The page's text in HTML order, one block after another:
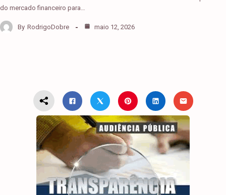
do mercado financeiro para…
By RodrigoDobre maio 12, 2026